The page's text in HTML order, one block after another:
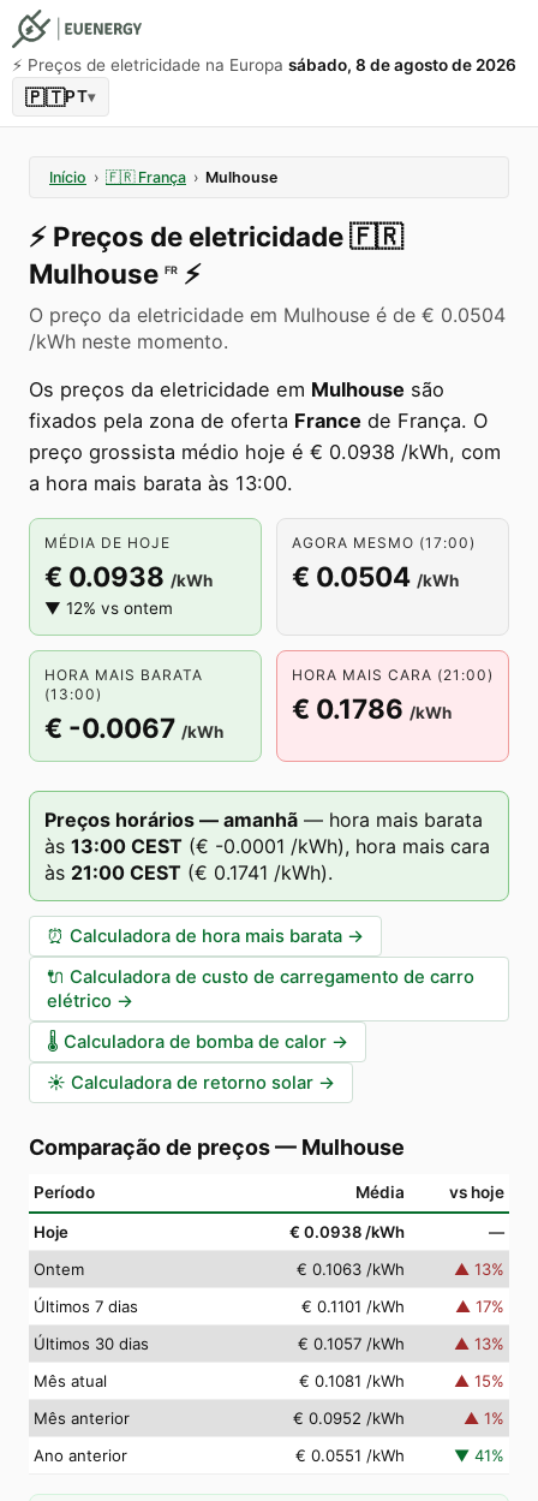
⚡️ Preços de eletricidade na Europa sábado, 8 de agosto de 2026
🇵🇹PT▾
Início › 🇫🇷 França › Mulhouse
⚡️ Preços de eletricidade🇫🇷
Mulhouse FR ⚡️
O preço da eletricidade em Mulhouse é de € 0.0504
/kWh neste momento.
Os preços da eletricidade em Mulhouse são
fixados pela zona de oferta France de França. O
preço grossista médio hoje é € 0.0938 /kWh, com
a hora mais barata às 13:00.
MÉDIA DE HOJE
€ 0.0938 /kWh
▼ 12% vs ontem
AGORA MESMO (17:00)
€ 0.0504 /kWh
HORA MAIS BARATA
(13:00)
€ -0.0067 /kWh
HORA MAIS CARA (21:00)
€ 0.1786 /kWh
Preços horários — amanhã — hora mais barata
às 13:00 CEST (€ -0.0001 /kWh), hora mais cara
às 21:00 CEST (€ 0.1741 /kWh).
⏰ Calculadora de hora mais barata →
🔌 Calculadora de custo de carregamento de carro
elétrico →
🌡️ Calculadora de bomba de calor →
☀️ Calculadora de retorno solar →
Comparação de preços— Mulhouse
Período Média vs hoje
Hoje € 0.0938 /kWh
—
Ontem
€ 0.1063 /kWh ▲ 13%
Últimos 7 dias
€ 0.1101 /kWh ▲ 17%
Últimos 30 dias
€ 0.1057 /kWh ▲ 13%
Mês atual
€ 0.1081 /kWh ▲ 15%
Mês anterior
€ 0.0952 /kWh ▲ 1%
Ano anterior
€ 0.0551 /kWh ▼ 41%